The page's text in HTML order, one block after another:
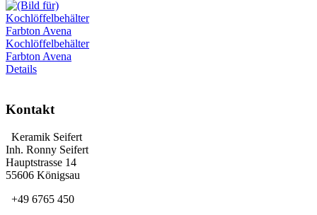
Kochlöffelbehälter
Farbton Avena
Details
Kontakt
Keramik Seifert
Inh. Ronny Seifert
Hauptstrasse 14
55606 Königsau
+49 6765 450